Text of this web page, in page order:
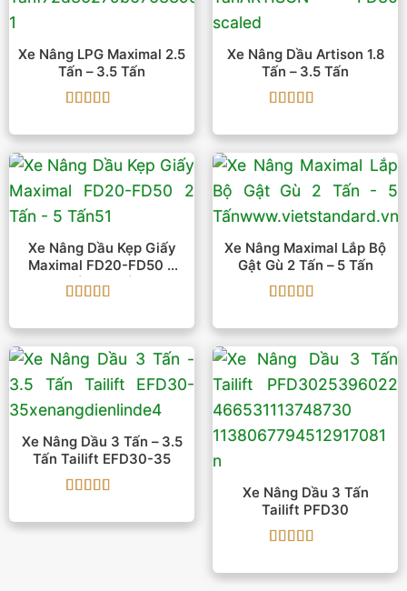
Xe Nâng LPG Maximal 2.5
Tấn – 3.5 Tấn
hạng55 sao
Xe Nâng Dầu Artison 1.8
Tấn – 3.5 Tấn
hạng55 sao
Xe Nâng Dầu Kẹp Giấy
Maximal FD20-FD50 2
Tấn – 5 Tấn
hạng55 sao
Xe Nâng Maximal Lắp Bộ
Gật Gù 2 Tấn – 5 Tấn
hạng55 sao
Xe Nâng Dầu 3 Tấn – 3.5
Tấn Tailift EFD30-35
hạng55 sao
Xe Nâng Dầu 3 Tấn
Tailift PFD30
hạng55 sao